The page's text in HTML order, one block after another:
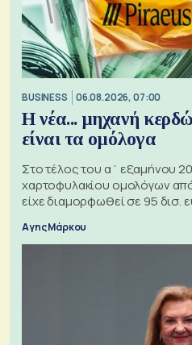
BUSINESS 06.08.2026, 07:00
Η νέα... μηχανή
είναι τα ομόλογα
Στο τέλος του α΄ εξαμήνου
χαρτοφυλακίου ομολόγων
είχε διαμορφωθεί σε 95 δισ.
Αγης Μάρκου